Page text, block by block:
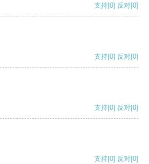
支持[0] 反对[0]
支持[0] 反对[0]
支持[0] 反对[0]
支持[0] 反对[0]